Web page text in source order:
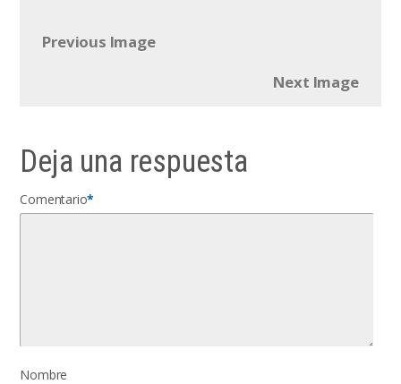
Previous Image
Next Image
Deja una respuesta
Comentario*
Nombre